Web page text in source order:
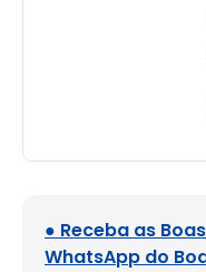
● Receba as
WhatsApp do